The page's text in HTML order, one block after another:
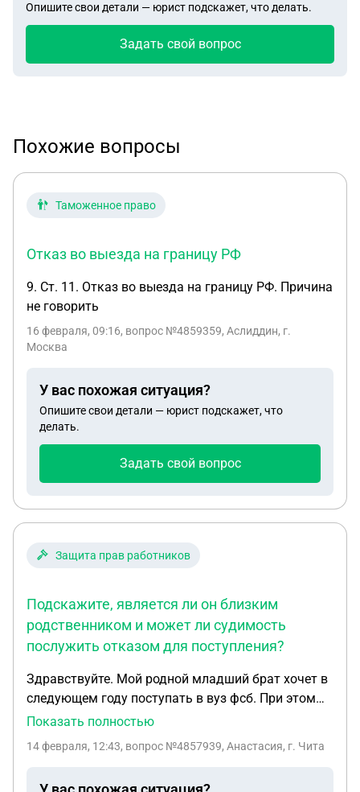
Опишите свои детали — юрист подскажет, что делать.
Задать свой вопрос
Похожие вопросы
Таможенное право
Отказ во выезда на границу РФ
9. Ст. 11. Отказ во выезда на границу РФ. Причина
не говорить
16 февраля, 09:16, вопрос №4859359, Аслиддин, г.
Москва
У вас похожая ситуация?
Опишите свои детали — юрист подскажет, что
делать.
Задать свой вопрос
Защита прав работников
Подскажите, является ли он близким
родственником и может ли судимость
послужить отказом для поступления?
Здравствуйте. Мой родной младший брат хочет в
следующем году поступать в вуз фсб. При этом
мой гражданский супруг (брак не
Так же есть общий ребенок, у которого он указан
Показать полностью
14 февраля, 12:43, вопрос №4857939, Анастасия, г. Чита